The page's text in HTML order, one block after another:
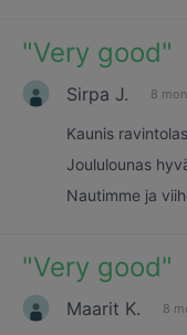
"Very good"
Sirpa J. 8
Kaunis
Joululounas
Nautimme ja
"Very good"
Maarit K. 8